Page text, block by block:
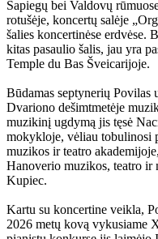
Sapiegų bei Valdovų
rotušėje, koncertų salėje
šalies koncertinėse erdvėse.
kitas pasaulio šalis, jau yra
Temple du Bas Šveicarijoje.
Būdamas septynerių Povilas
Dvariono dešimtmetėje
muzikinį ugdymą jis tęsė
mokykloje, vėliau tobulinosi
muzikos ir teatro
Hanoverio muzikos, teatro ir
Kupiec.
Kartu su koncertine veikla,
2026 metų kovą vykusiame